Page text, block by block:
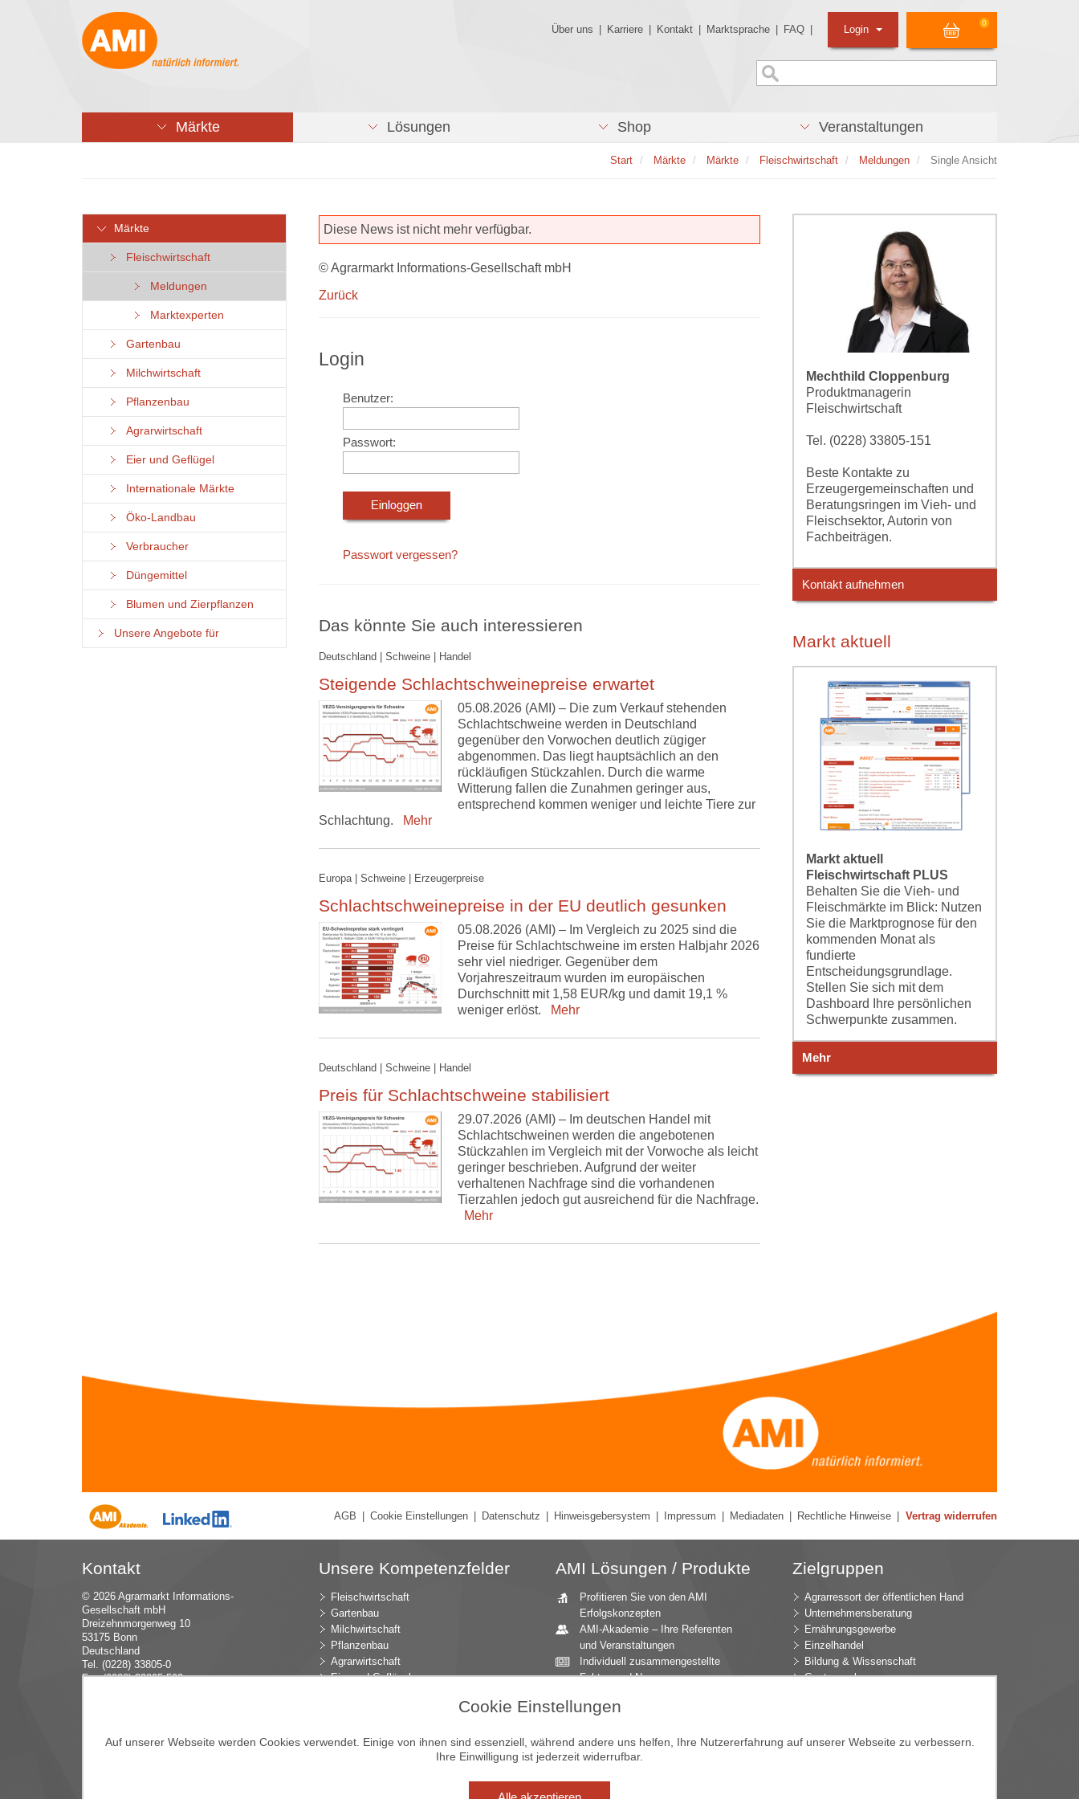
Über uns Karriere Kontakt Marktsprache FAQ
0
Login
Märkte Lösungen Shop Veranstaltungen
Start Märkte Märkte Fleischwirtschaft Meldungen Single Ansicht
Märkte
Fleischwirtschaft
Meldungen
Marktexperten
Gartenbau
Milchwirtschaft
Pflanzenbau
Agrarwirtschaft
Eier und Geflügel
Internationale Märkte
Öko-Landbau
Verbraucher
Düngemittel
Blumen und Zierpflanzen
Unsere Angebote für
Diese News ist nicht mehr verfügbar.
© Agrarmarkt Informations-Gesellschaft mbH
Zurück
Login
Benutzer:
Passwort:
Passwort vergessen?
Das könnte Sie auch interessieren
Deutschland | Schweine | Handel
Steigende Schlachtschweinepreise erwartet
05.08.2026 (AMI) – Die zum Verkauf stehenden
Schlachtschweine werden in Deutschland
gegenüber den Vorwochen deutlich zügiger
abgenommen. Das liegt hauptsächlich an den
rückläufigen Stückzahlen. Durch die warme
Witterung fallen die Zunahmen geringer aus,
entsprechend kommen weniger und leichte Tiere zur
Schlachtung.
Mehr
Europa | Schweine | Erzeugerpreise
Schlachtschweinepreise in der EU deutlich gesunken
05.08.2026 (AMI) – Im Vergleich zu 2025 sind die
Preise für Schlachtschweine im ersten Halbjahr 2026
sehr viel niedriger. Gegenüber dem
Vorjahreszeitraum wurden im europäischen
Durchschnitt mit 1,58 EUR/kg und damit 19,1 %
weniger erlöst.
Mehr
Deutschland | Schweine | Handel
Preis für Schlachtschweine stabilisiert
29.07.2026 (AMI) – Im deutschen Handel mit
Schlachtschweinen werden die angebotenen
Stückzahlen im Vergleich mit der Vorwoche als leicht
geringer beschrieben. Aufgrund der weiter
verhaltenen Nachfrage sind die vorhandenen
Tierzahlen jedoch gut ausreichend für die Nachfrage.
Mehr
Mechthild Cloppenburg
Produktmanagerin
Fleischwirtschaft
Tel. (0228) 33805-151
Beste Kontakte zu
Erzeugergemeinschaften und
Beratungsringen im Vieh- und
Fleischsektor, Autorin von
Fachbeiträgen.
Kontakt aufnehmen
Markt aktuell
Markt aktuell
Fleischwirtschaft PLUS
Behalten Sie die Vieh- und
Fleischmärkte im Blick: Nutzen
Sie die Marktprognose für den
kommenden Monat als
fundierte
Entscheidungsgrundlage.
Stellen Sie sich mit dem
Dashboard Ihre persönlichen
Schwerpunkte zusammen.
Mehr
AGB Cookie Einstellungen Datenschutz Hinweisgebersystem Impressum Mediadaten Rechtliche Hinweise Vertrag widerrufen
Kontakt
© 2026 Agrarmarkt Informations-
Gesellschaft mbH
Dreizehnmorgenweg 10
53175 Bonn
Deutschland
Tel. (0228) 33805-0
Fax (0228) 33805-592
Unsere Kompetenzfelder
Fleischwirtschaft
Gartenbau
Milchwirtschaft
Pflanzenbau
Agrarwirtschaft
Eier und Geflügel
Düngemittel
Blumen und Zierpflanzen
AMI Lösungen / Produkte
Profitieren Sie von den AMI
Erfolgskonzepten
AMI-Akademie – Ihre Referenten
und Veranstaltungen
Individuell zusammengestellte
Fakten und News
Marktexperten
einen umfangreichen Überblick
Jahrbücher – einzigartige
Zielgruppen
Agrarressort der öffentlichen Hand
Unternehmensberatung
Ernährungsgewerbe
Einzelhandel
Bildung & Wissenschaft
Gastgewerbe
Gartenbau
Cookie Einstellungen
Auf unserer Webseite werden Cookies verwendet. Einige von ihnen sind essenziell, während andere uns helfen, Ihre Nutzererfahrung auf unserer Webseite zu verbessern.
Ihre Einwilligung ist jederzeit widerrufbar.